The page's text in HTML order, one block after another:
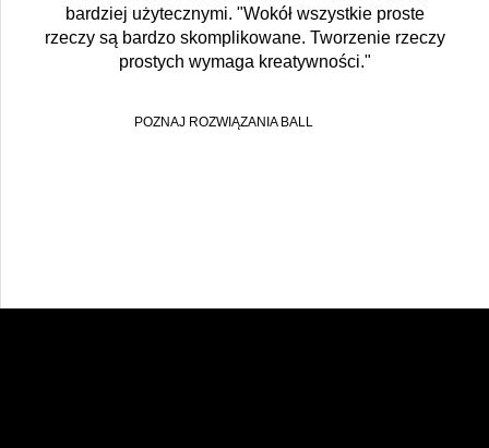
bardziej użytecznymi. "Wokół wszystkie proste
rzeczy są bardzo skomplikowane. Tworzenie rzeczy
prostych wymaga kreatywności."
POZNAJ ROZWIĄZANIA BALL